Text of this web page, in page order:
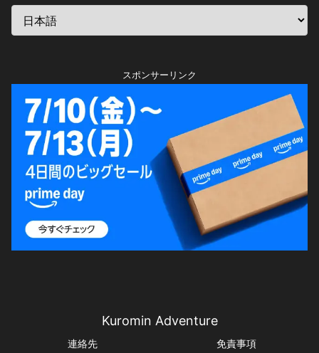
スポンサーリンク
Kuromin Adventure
連絡先 免責事項